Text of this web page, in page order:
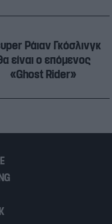
Ράιαν Γκόσλινγκ
είναι ο επόμενος
«Ghost Rider»